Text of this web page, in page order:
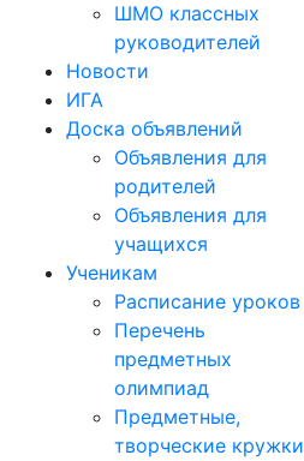
ШМО классных
руководителей
Новости
ИГА
Доска объявлений
Объявления для
родителей
Объявления для
учащихся
Ученикам
Расписание уроков
Перечень
предметных
олимпиад
Предметные,
творческие кружки